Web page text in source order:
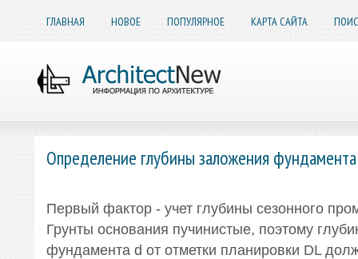
ГЛАВНАЯ НОВОЕ ПОПУЛЯРНОЕ КАРТА САЙТА
Определение глубины заложения фундамента
Первый фактор - учет глубины сезонного
Грунты основания пучинистые, поэтому
фундамента d от отметки планировки DL